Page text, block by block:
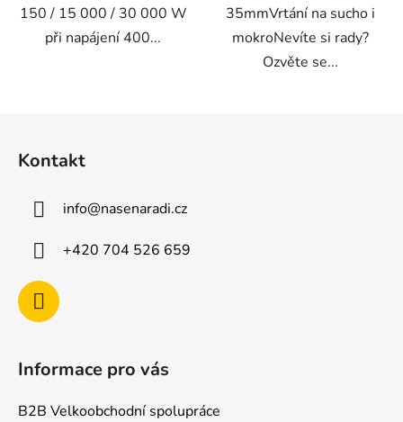
150 / 15 000 / 30 000 W
při napájení 400...
35mmVrtání na sucho i
mokroNevíte si rady?
Ozvěte se...
Kontakt
info@nasenaradi.cz
+420 704 526 659
Informace pro vás
B2B Velkoobchodní spolupráce